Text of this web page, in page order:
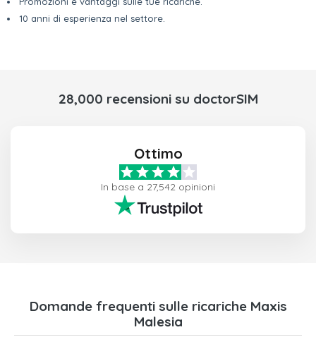
10 anni di esperienza nel settore.
28,000 recensioni su doctorSIM
Ottimo
In base a 27,542 opinioni
Domande frequenti sulle ricariche Maxis
Malesia